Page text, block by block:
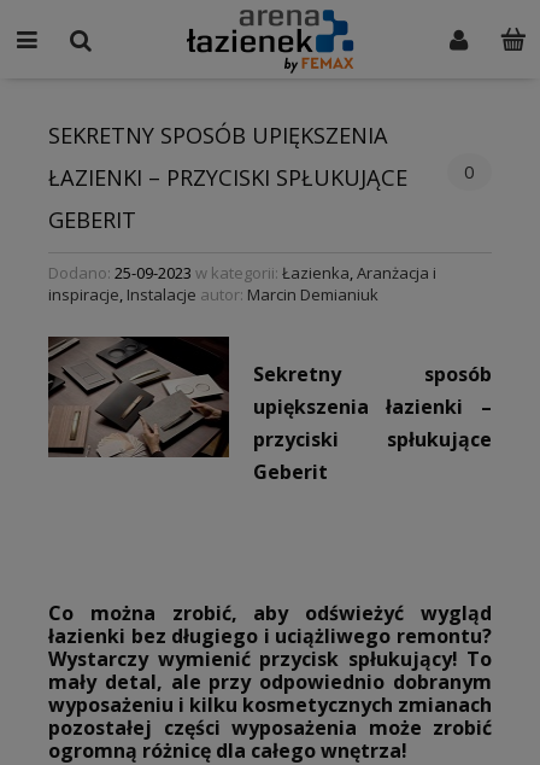
SEKRETNY SPOSÓB UPIĘKSZENIA
ŁAZIENKI – PRZYCISKI SPŁUKUJĄCE
GEBERIT
0
Dodano: 25-09-2023 w kategorii: Łazienka Aranżacja i
inspiracje Instalacje autor: Marcin Demianiuk
Sekretny sposób
upiększenia łazienki –
przyciski spłukujące
Geberit
Co można zrobić, aby odświeżyć wygląd
łazienki bez długiego i uciążliwego remontu?
Wystarczy wymienić przycisk spłukujący! To
mały detal, ale przy odpowiednio dobranym
wyposażeniu i kilku kosmetycznych zmianach
pozostałej części wyposażenia może zrobić
ogromną różnicę dla całego wnętrza!